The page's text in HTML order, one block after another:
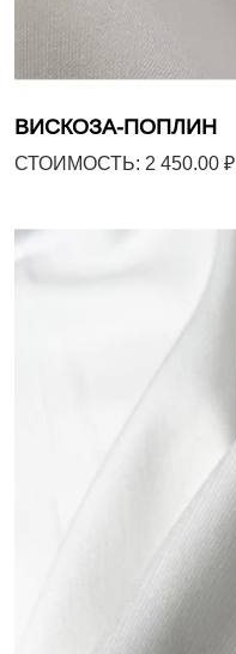
ВИСКОЗА-ПОПЛИН
СТОИМОСТЬ: 2 450.00 ₽